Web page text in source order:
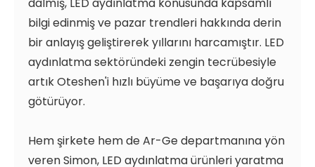
dalmış, LED aydınlatma konusunda kapsamlı
bilgi edinmiş ve pazar trendleri hakkında derin
bir anlayış geliştirerek yıllarını harcamıştır. LED
aydınlatma sektöründeki zengin tecrübesiyle
artık Oteshen'i hızlı büyüme ve başarıya doğru
götürüyor.
Hem şirkete hem de Ar-Ge departmanına yön
veren Simon, LED aydınlatma ürünleri yaratma